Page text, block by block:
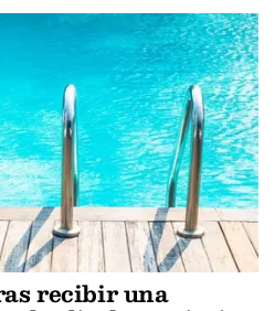
recibir una